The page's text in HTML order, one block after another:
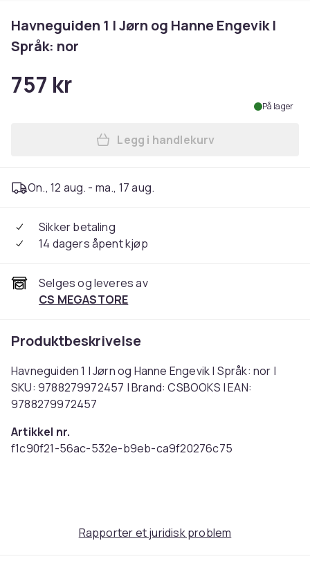
Havneguiden 1 | Jørn og Hanne Engevik |
Språk: nor
757 kr
På lager
Legg Havneguiden 1 | Jørn
Legg i handlekurv
On., 12 aug. - ma., 17 aug.
Sikker betaling
14 dagers åpent kjøp
Selges og leveres av
CS MEGASTORE
Produktbeskrivelse
Havneguiden 1 | Jørn og Hanne Engevik | Språk: nor |
SKU: 9788279972457 | Brand: CSBOOKS | EAN:
9788279972457
Artikkel nr.
f1c90f21-56ac-532e-b9eb-ca9f20276c75
Rapporter et juridisk problem